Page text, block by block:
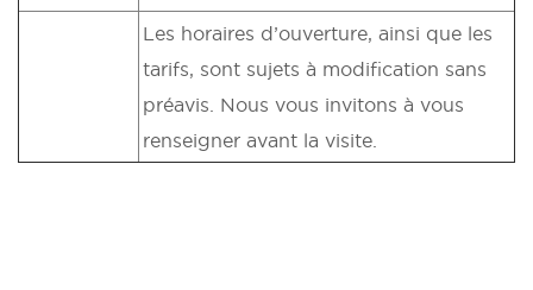
Les horaires d’ouverture, ainsi que les
tarifs, sont sujets à modification sans
préavis. Nous vous invitons à vous
renseigner avant la visite.